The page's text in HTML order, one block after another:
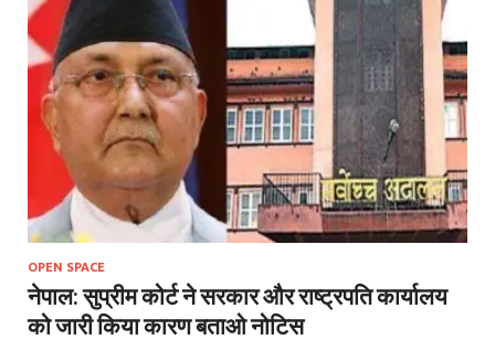
OPEN SPACE
नेपाल: सुप्रीम कोर्ट ने सरकार और राष्ट्रपति कार्यालय
को जारी किया कारण बताओ नोटिस